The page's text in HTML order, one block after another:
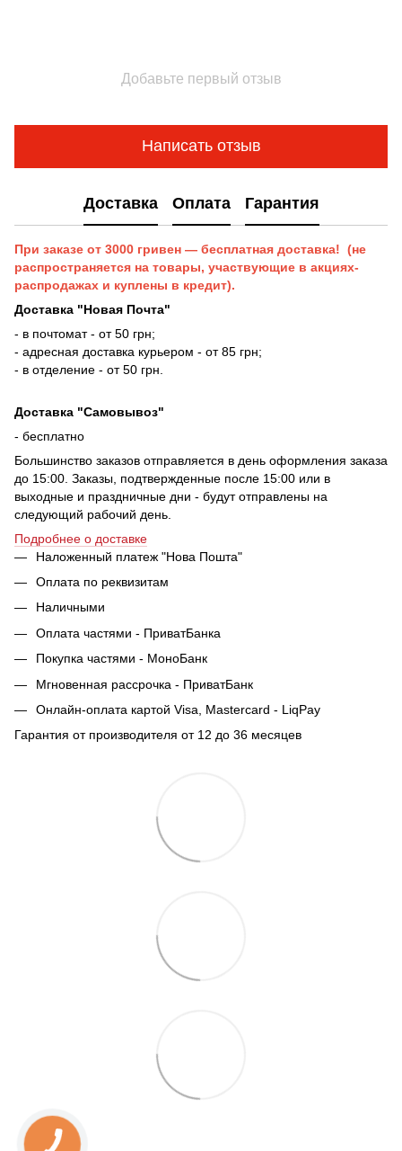
Добавьте первый отзыв
Написать отзыв
Доставка Оплата Гарантия
При заказе от 3000 гривен — бесплатная доставка! (не
распространяется на товары, участвующие в акциях-
распродажах и куплены в кредит).
Доставка "Новая Почта"
- в почтомат - от 50 грн;
- адресная доставка курьером - от 85 грн;
- в отделение - от 50 грн.
Доставка "Самовывоз"
- бесплатно
Большинство заказов отправляется в день оформления заказа
до 15:00. Заказы, подтвержденные после 15:00 или в
выходные и праздничные дни - будут отправлены на
следующий рабочий день.
Подробнее о доставке
Наложенный платеж "Нова Пошта"
Оплата по реквизитам
Наличными
Оплата частями - ПриватБанка
Покупка частями - МоноБанк
Мгновенная рассрочка - ПриватБанк
Онлайн-оплата картой Visa, Mastercard - LiqPay
Гарантия от производителя от 12 до 36 месяцев